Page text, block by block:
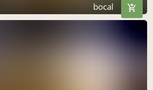
bocal